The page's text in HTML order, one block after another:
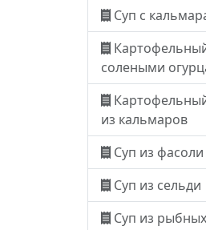
Суп с
солеными
из кальмаров
Суп из
Суп из сельди
Суп из